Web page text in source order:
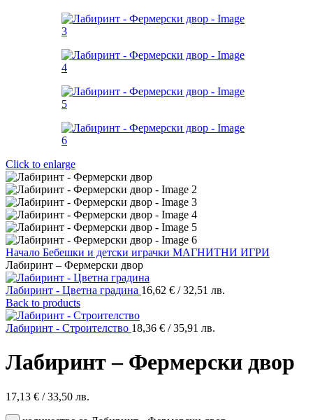
Click to enlarge
Начало Бебешки и детски играчки МАГНИТНИ ИГРИ
Лабиринт – Фермерски двор
Лабиринт - Цветна градина 16,62 € / 32,51 лв.
Back to products
Лабиринт - Строителство 18,36 € / 35,91 лв.
Лабиринт – Фермерски двор
17,13 € / 33,50 лв.